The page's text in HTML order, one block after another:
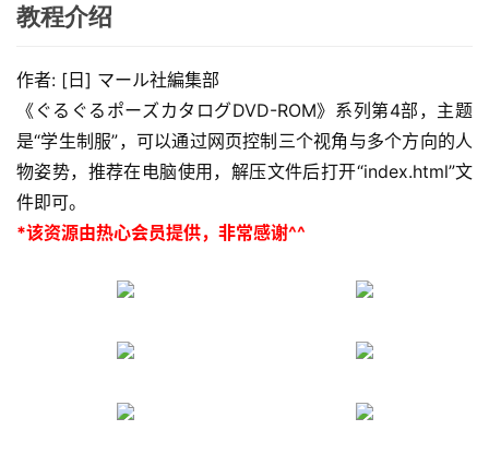
教程介绍
作者: [日] マール社編集部
《ぐるぐるポーズカタログDVD-ROM》系列第4部，主题
是“学生制服”，可以通过网页控制三个视角与多个方向的人
物姿势，推荐在电脑使用，解压文件后打开“index.html”文
件即可。
*该资源由热心会员提供，非常感谢^^